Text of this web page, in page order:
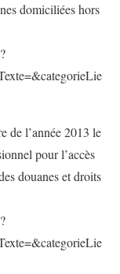
domiciliées hors
de l’année 2013 le
pour l’accès
douanes et droits